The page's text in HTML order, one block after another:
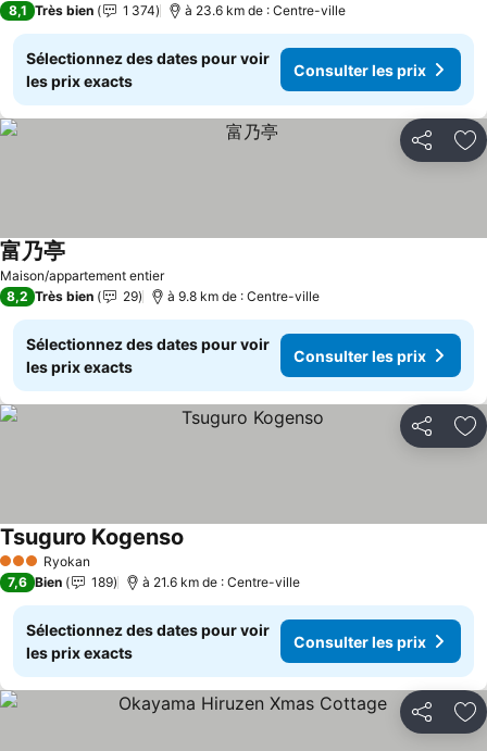
8,1 Très bien 1 374 à 23.6 km de : Centre-ville
Sélectionnez des dates pour voir
les prix exacts
Consulter les prix
Partager
Maison/appartement entier
富乃亭
8,2 Très bien 29 à 9.8 km de : Centre-ville
Sélectionnez des dates pour voir
les prix exacts
Consulter les prix
Partager
3 ÉtoilesRyokan
Tsuguro Kogenso
7,6 Bien 189 à 21.6 km de : Centre-ville
Sélectionnez des dates pour voir
les prix exacts
Consulter les prix
Partager